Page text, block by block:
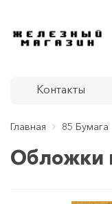
Контакты
Главная 85 Бумага
Обложки